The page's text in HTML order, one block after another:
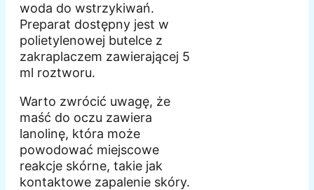
woda do wstrzykiwań.
Preparat dostępny jest w
polietylenowej butelce z
zakraplaczem zawierającej 5
ml roztworu.
Warto zwrócić uwagę, że
maść do oczu zawiera
lanolinę, która może
powodować miejscowe
reakcje skórne, takie jak
kontaktowe zapalenie skóry.